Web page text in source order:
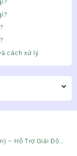
cách xử lý
– Hỗ Trợ Giải Độc